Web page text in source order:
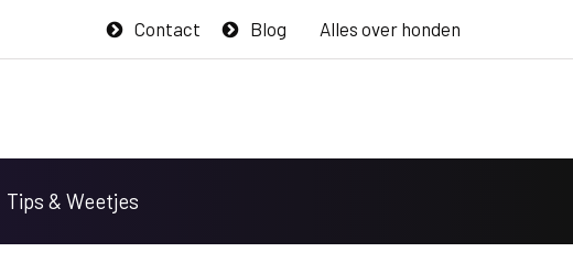
Blog
Contact Alles over honden
Tips & Weetjes